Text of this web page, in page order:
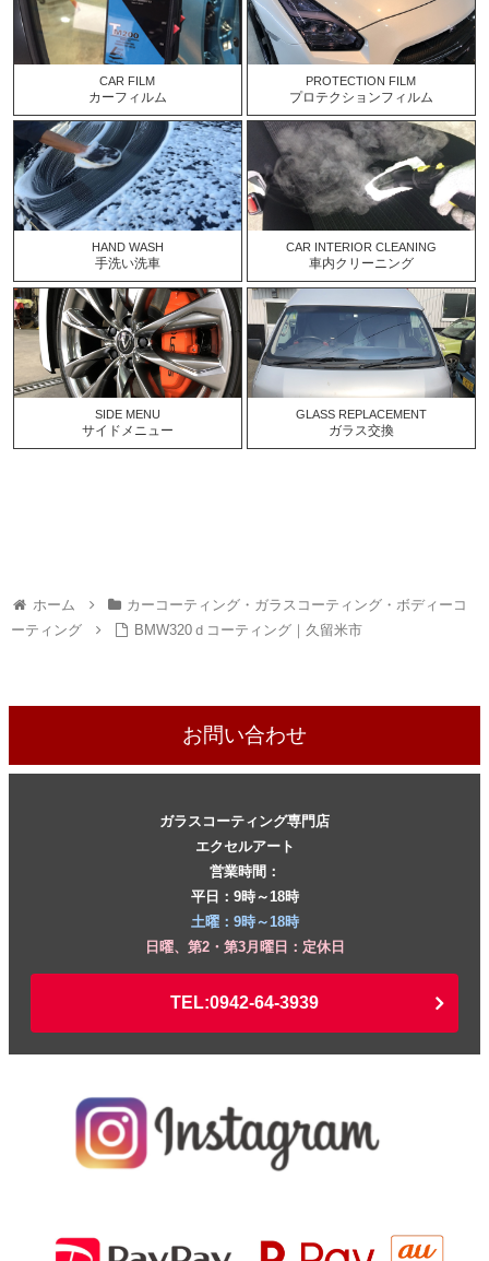
CAR FILM
カーフィルム
PROTECTION FILM
プロテクションフィルム
HAND WASH
手洗い洗車
CAR INTERIOR CLEANING
車内クリーニング
SIDE MENU
サイドメニュー
GLASS REPLACEMENT
ガラス交換
ホーム
カーコーティング・ガラスコーティング・ボディーコ
ーティング
BMW320ｄコーティング｜久留米市
お問い合わせ
ガラスコーティング専門店
エクセルアート
営業時間：
平日：9時～18時
土曜：9時～18時
日曜、第2・第3月曜日：定休日
TEL:0942-64-3939